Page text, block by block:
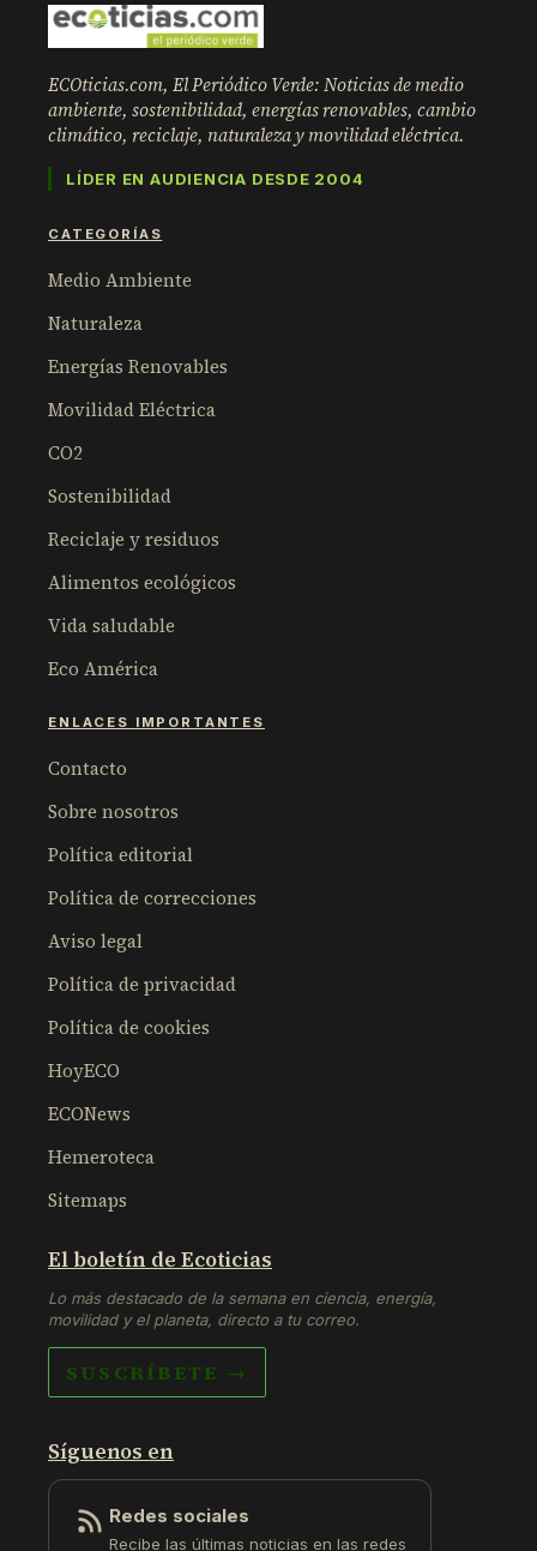
ECOticias.com, El Periódico Verde: Noticias de medio
ambiente, sostenibilidad, energías renovables, cambio
climático, reciclaje, naturaleza y movilidad eléctrica.
LÍDER EN AUDIENCIA DESDE 2004
CATEGORÍAS
Medio Ambiente
Naturaleza
Energías Renovables
Movilidad Eléctrica
CO2
Sostenibilidad
Reciclaje y residuos
Alimentos ecológicos
Vida saludable
Eco América
ENLACES IMPORTANTES
Contacto
Sobre nosotros
Política editorial
Política de correcciones
Aviso legal
Política de privacidad
Política de cookies
HoyECO
ECONews
Hemeroteca
Sitemaps
El boletín de Ecoticias
Lo más destacado de la semana en ciencia, energía,
movilidad y el planeta, directo a tu correo.
SUSCRÍBETE →
Síguenos en
Redes sociales
Recibe las últimas noticias en las redes